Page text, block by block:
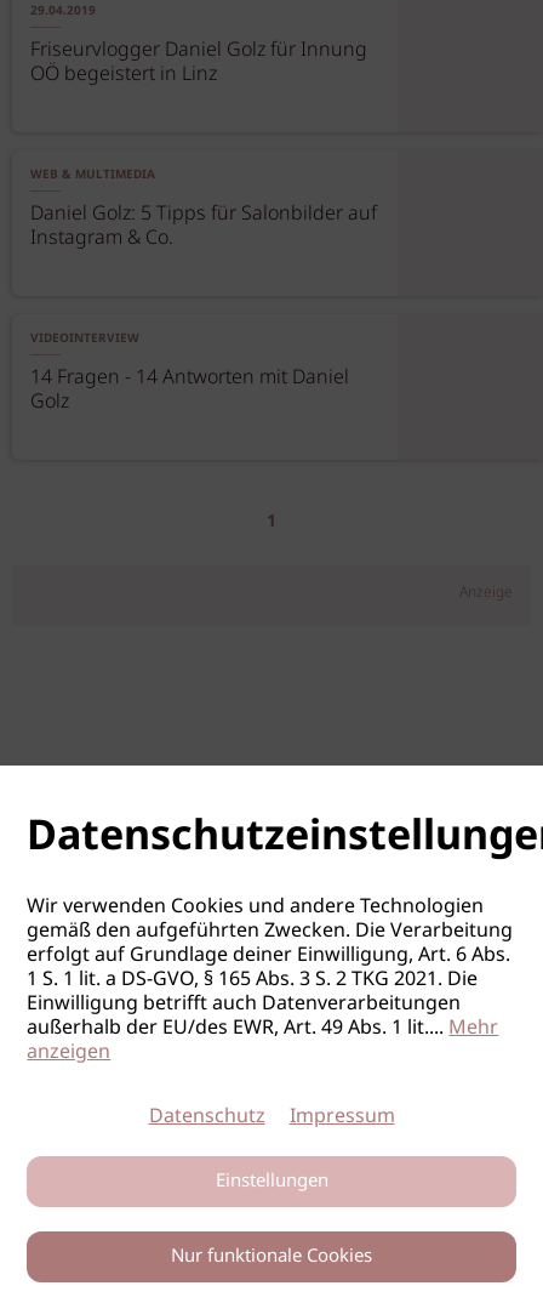
29.04.2019
Friseurvlogger Daniel Golz für Innung
OÖ begeistert in Linz
WEB & MULTIMEDIA
Daniel Golz: 5 Tipps für Salonbilder auf
Instagram & Co.
VIDEOINTERVIEW
14 Fragen - 14 Antworten mit Daniel
Golz
1
Anzeige
Wir verwenden Cookies und andere Technologien
gemäß den aufgeführten Zwecken. Die Verarbeitung
erfolgt auf Grundlage deiner Einwilligung, Art. 6 Abs.
1 S. 1 lit. a DS-GVO, § 165 Abs. 3 S. 2 TKG 2021. Die
Einwilligung betrifft auch Datenverarbeitungen
außerhalb der EU/des EWR, Art. 49 Abs. 1 lit....Mehr
anzeigen
Datenschutz Impressum
Einstellungen
Nur funktionale Cookies